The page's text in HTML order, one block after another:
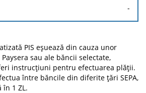
-
PIS eșuează din cauza unor
sau ale băncii selectate,
instrucțiuni pentru efectuarea plății.
între băncile din diferite țări SEPA,
în 1 ZL.